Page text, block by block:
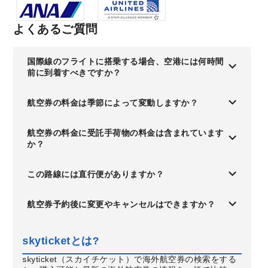
よくあるご質問
国際線のフライトに搭乗する場合、空港には何時間
前に到着すべきですか？
航空券の料金は季節によって変動しますか？
航空券の料金に受託手荷物の料金は含まれています
か？
この路線には直行便がありますか？
航空券予約後に変更やキャンセルはできますか？
skyticketとは?
skyticket（スカイチケット）で海外航空券の検索をする